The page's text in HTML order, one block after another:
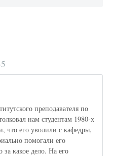
преподавателя по
нам студентам 1980-х
что его уволили с кафедры,
помогали его
какое дело. На его